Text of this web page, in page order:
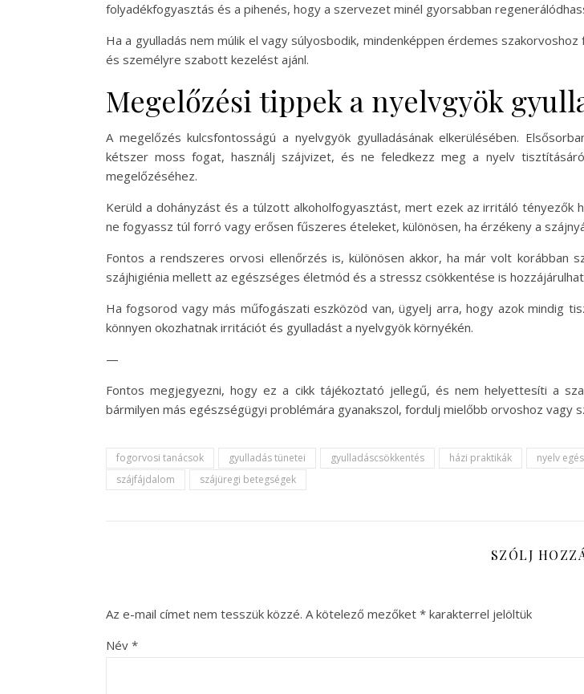
folyadékfogyasztás és a pihenés, hogy a szervezet minél gyorsabban
Ha a gyulladás nem múlik el vagy súlyosbodik, mindenképpen érdemes
és személyre szabott kezelést ajánl.
Megelőzési tippek a nyelvgyök
A megelőzés kulcsfontosságú a nyelvgyök gyulladásának elkerülésében.
kétszer moss fogat, használj szájvizet, és ne feledkezz meg a nyelv
megelőzéséhez.
Kerüld a dohányzást és a túlzott alkoholfogyasztást, mert ezek az irritáló tényezők
ne fogyassz túl forró vagy erősen fűszeres ételeket, különösen, ha érzékeny a
Fontos a rendszeres orvosi ellenőrzés is, különösen akkor, ha már volt korábban
szájhigiénia mellett az egészséges életmód és a stressz csökkentése is
Ha fogsorod vagy más műfogászati eszközöd van, ügyelj arra, hogy azok mindig
könnyen okozhatnak irritációt és gyulladást a nyelvgyök környékén.
—
Fontos megjegyezni, hogy ez a cikk tájékoztató jellegű, és nem helyettesíti a
bármilyen más egészségügyi problémára gyanakszol, fordulj mielőbb orvoshoz vagy
fogorvosi tanácsok gyulladás tünetei gyulladáscsökkentés házi praktikák nyelv
szájfájdalom
szájüregi betegségek
SZÓLJ
Az e-mail címet nem tesszük közzé. A kötelező mezőket * karakterrel jelöltük
Név *